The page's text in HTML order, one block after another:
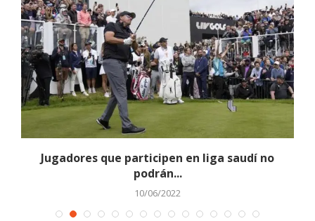
Jugadores que participen en liga saudí no
podrán...
10/06/2022